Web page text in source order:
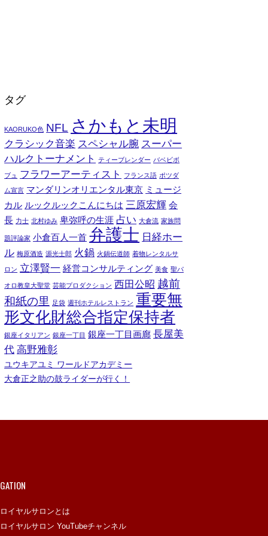
タグ
KAORUKO色 NFL さかもと未明
クラシック音楽 スペシャル腕 スーパー
ハルクトーナメント
ティーブレンダー バベビボ
ブュ フラワーアーティスト フランス語 ポツダ
ム宣言 マンダリンオリエンタル東京 ミュージ
カル ルックルックこんにちは 三原宏輝 会
長 力士 北村ゆみ 卑弥呼の生涯 占い 大倉流 家族問
題評論家 小倉百人一首 弁護士 日経ホー
ル 梅原酒造 源光士郎 火鍋 火鍋伝道師 着物レンタルサ
ロン 立澤賢一 経営コンサルティング 美食 聖パ
オロ教皇大聖堂 芸能プロダクション 西田公昭 越前
和紙の里 足袋 週刊ホテルレストラン 重要無
形文化財総合指定保持者
銀座イタリアン 銀座一丁目 銀座一丁目画廊 長屋美
代 高野雅彰
ユウキアユミ ワールドアカデミー
大倉正之助の鼓ライダーが行く！
イヤルサロンとは
イヤルサロン YouTubeチャンネル